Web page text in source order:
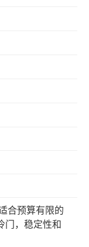
合预算有限的
门，稳定性和